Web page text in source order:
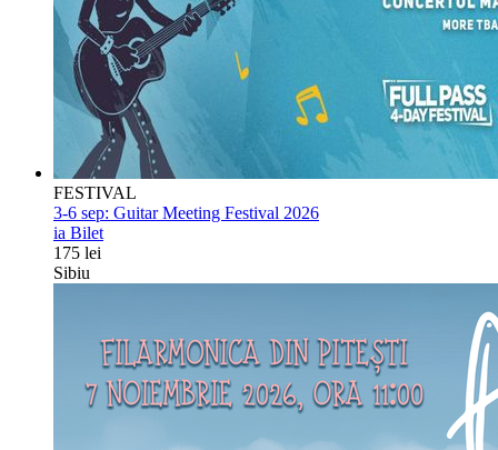
FESTIVAL
3-6 sep: Guitar Meeting Festival 2026
ia Bilet
175 lei
Sibiu